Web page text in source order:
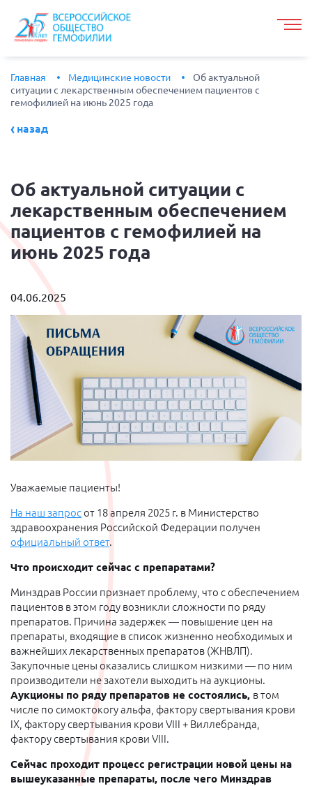
Главная Медицинские новости
Об актуальной
ситуации с лекарственным обеспечением пациентов с
гемофилией на июнь 2025 года
назад
Об актуальной ситуации с
лекарственным обеспечением
пациентов с гемофилией на
июнь 2025 года
04.06.2025
Уважаемые пациенты!
На наш запросот 18 апреля 2025 г. в Министерство
здравоохранения Российской Федерации получен
официальный ответ.
Что происходит сейчас с препаратами?
Минздрав России признает проблему, что с обеспечением
пациентов в этом году возникли сложности по ряду
препаратов. Причина задержек — повышение цен на
препараты, входящие в список жизненно необходимых и
важнейших лекарственных препаратов (ЖНВЛП).
Закупочные цены оказались слишком низкими — по ним
производители не захотели выходить на аукционы.
Аукционы по ряду препаратов не состоялись, в том
числе по симоктокогу альфа, фактору свертывания крови
IX, фактору свертывания крови VIII + Виллебранда,
фактору свертывания крови VIII.
Сейчас проходит процесс регистрации новой цены на
вышеуказанные препараты, после чего Минздрав